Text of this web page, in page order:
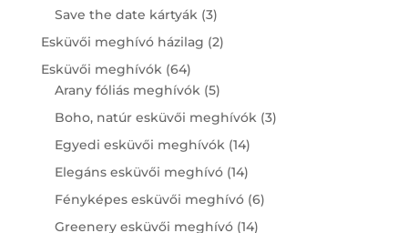
Save the date kártyák 33
products
Esküvői meghívó házilag 22
Esküvői meghívók 6464
products
Arany fóliás meghívók 55
products
Boho, natúr esküvői meghívók 33
Egyedi esküvői meghívók 1414
products
Elegáns esküvői meghívó 1414
products
Fényképes esküvői meghívó 66
Greenery esküvői meghívó 1414